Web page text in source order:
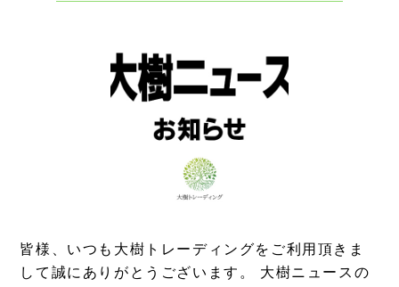
皆様、いつも大樹トレーディングをご利用頂きま
して誠にありがとうございます。 大樹ニュースの